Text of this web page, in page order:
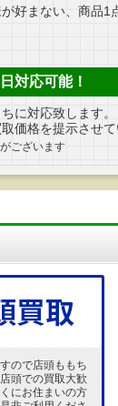
好まない、商品1
対応可能！
に対応致します。
価格を提示させて
ございます
ので店頭ももち
頭での買取大歓
にお住まいの方